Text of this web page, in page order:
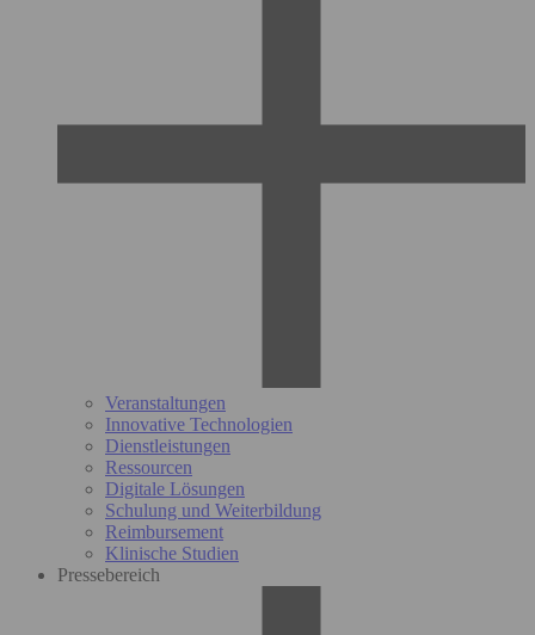
Veranstaltungen
Innovative Technologien
Dienstleistungen
Ressourcen
Digitale Lösungen
Schulung und Weiterbildung
Reimbursement
Klinische Studien
Pressebereich